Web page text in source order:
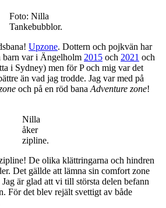
Foto: Nilla
Tankebubblor.
Upzone. Dottern och pojkvän har
barn var i Ängelholm 2015 och 2021 och
i Sydney) men för P och mig var det
än vad jag trodde. Jag var med på
och på en röd bana Adventure zone!
Nilla
åker
zipline.
De olika klättringarna och hindren
Det gällde att lämna sin comfort zone
är glad att vi till största delen befann
För det blev rejält svettigt av både